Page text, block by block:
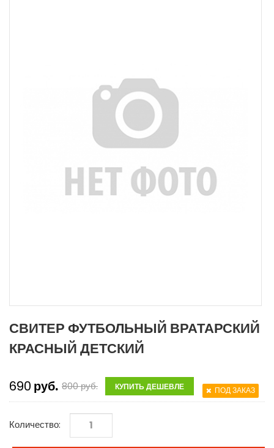
СВИТЕР ФУТБОЛЬНЫЙ ВРАТАРСКИЙ
КРАСНЫЙ ДЕТСКИЙ
690 руб. 800руб. КУПИТЬ ДЕШЕВЛЕ ПОД ЗАКАЗ
Количество: